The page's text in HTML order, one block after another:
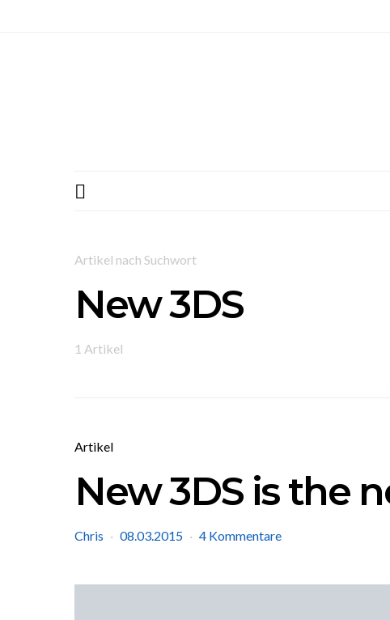
Artikel nach Suchwort
New 3DS
1 Artikel
Artikel
New 3DS is the
Chris 08.03.2015 4 Kommentare